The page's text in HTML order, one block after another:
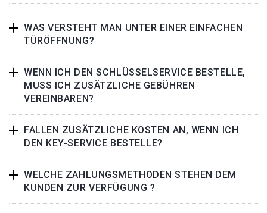
WAS VERSTEHT MAN UNTER EINER EINFACHEN
TÜRÖFFNUNG?
WENN ICH DEN SCHLÜSSELSERVICE BESTELLE,
MUSS ICH ZUSÄTZLICHE GEBÜHREN
VEREINBAREN?
FALLEN ZUSÄTZLICHE KOSTEN AN, WENN ICH
DEN KEY-SERVICE BESTELLE?
WELCHE ZAHLUNGSMETHODEN STEHEN DEM
KUNDEN ZUR VERFÜGUNG ?